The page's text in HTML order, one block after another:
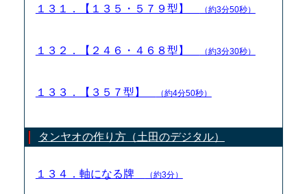
１３１．【１３５・５７９型】 （約3分50秒）
１３２．【２４６・４６８型】 （約3分30秒）
１３３．【３５７型】 （約4分50秒）
タンヤオの作り方（土田のデジタル）
１３４．軸になる牌 （約3分）